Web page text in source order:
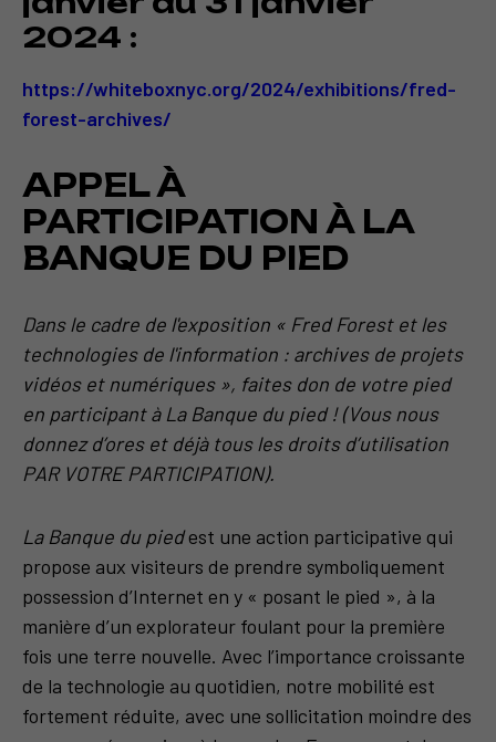
2024 :
https://whiteboxnyc.org/2024/exhibitions/fred-
forest-archives/
APPEL À
PARTICIPATION À LA
BANQUE DU PIED
Dans le cadre de l'exposition « Fred Forest et les
technologies de l'information : archives de projets
vidéos et numériques », faites don de votre pied
en participant à La Banque du pied ! (Vous nous
donnez d’ores et déjà tous les droits d’utilisation
PAR VOTRE PARTICIPATION).
La Banque du piedest une action participative qui
propose aux visiteurs de prendre symboliquement
possession d’Internet en y « posant le pied », à la
manière d’un explorateur foulant pour la première
fois une terre nouvelle. Avec l’importance croissante
de la technologie au quotidien, notre mobilité est
fortement réduite, avec une sollicitation moindre des